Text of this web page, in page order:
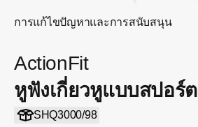
การแก้ไขปัญหาและการสนับสนุน
ActionFit
หูฟังเกี่ยวหูแบบสปอร์ต
SHQ3000/98